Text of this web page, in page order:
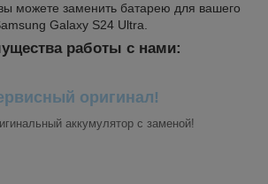
можете заменить батарею для вашего
Galaxy S24 Ultra.
работы с нами:
оригинал!
аккумулятор с заменой!